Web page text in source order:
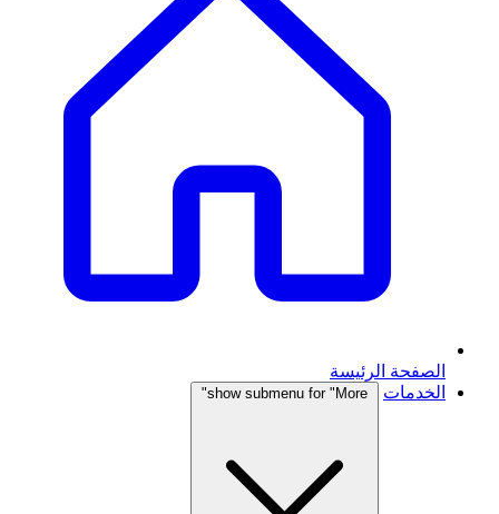
الصفحة الرئيسة
الخدمات
show submenu for "More"